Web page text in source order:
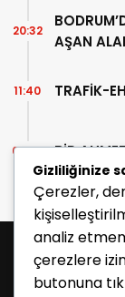
AŞAN
20:32
TRAFİK-
11:40
BİR
07:30
Gizliliğinize
Çerezler,
analiz
çerezlere
butonuna